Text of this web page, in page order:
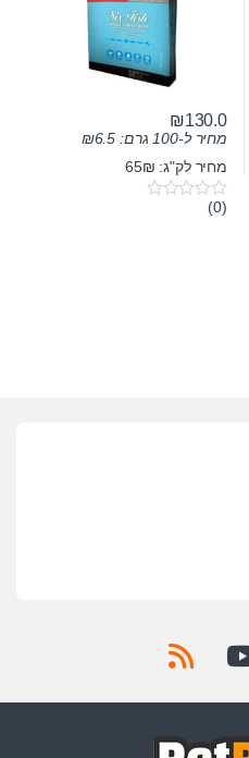
₪130.0
מחיר ל-100 גרם: ₪6.5
מחיר לק"ג: 65₪
0(0)